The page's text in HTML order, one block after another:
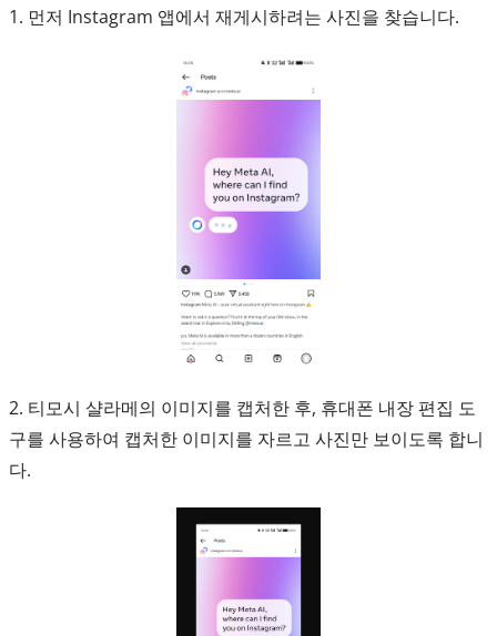
1. 먼저 Instagram 앱에서 재게시하려는 사진을 찾습니다.
2. 티모시 샬라메의 이미지를 캡처한 후, 휴대폰 내장 편집 도
구를 사용하여 캡처한 이미지를 자르고 사진만 보이도록 합니
다.